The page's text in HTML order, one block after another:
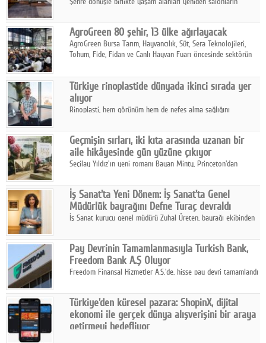
sonbaharın tasarım kodlarını açıklıyor.
AgroGreen 80 şehir, 13 ülke ağırlayacak
AgroGreen Bursa Tarım, Hayvancılık, Süt, Sera Teknolojileri,
Tohum, Fide, Fidan ve Canlı Hayvan Fuarı öncesinde sektörün
Türkiye rinoplastide dünyada ikinci sırada yer
alıyor
Rinoplasti, hem görünüm hem de nefes alma sağlığını
biri konumunda.
Geçmişin sırları, iki kıta arasında uzanan bir
aile hikâyesinde gün yüzüne çıkıyor
Seçilay Yıldız'ın yeni romanı Bayan Minty, Princeton'dan
katmanlı bir aile hikâyesi anlatıyor.
İş Sanat'ta Yeni Dönem: İş Sanat'ta Genel
Müdürlük bayrağını Defne Turaç devraldı
İş Sanat kurucu genel müdürü Zuhal Üreten, bayrağı ekibinden
Pay Devrinin Tamamlanmasıyla Turkish Bank,
Freedom Bank A.Ş Oluyor
Freedom Finansal Hizmetler A.Ş.'de, hisse pay devri tamamlandı
Turkish Bank'ın ticaret unvanının “Freedom Bank A.Ş.” olmasına
karar verildi.
Türkiye'den küresel pazara: ShopinX, dijital
ekonomi ile gerçek dünya alışverişini bir araya
getirmeyi hedefliyor